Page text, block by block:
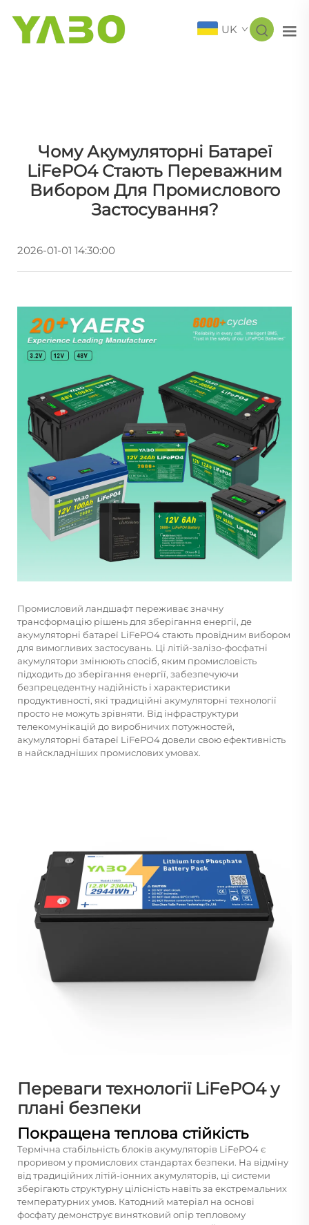
UK
Чому Акумуляторні Батареї
LiFePO4 Стають Переважним
Вибором Для Промислового
Застосування?
2026-01-01 14:30:00
Промисловий ландшафт переживає значну
трансформацію рішень для зберігання енергії, де
акумуляторні батареї LiFePO4 стають провідним вибором
для вимогливих застосувань. Ці літій-залізо-фосфатні
акумулятори змінюють спосіб, яким промисловість
підходить до зберігання енергії, забезпечуючи
безпрецедентну надійність і характеристики
продуктивності, які традиційні акумуляторні технології
просто не можуть зрівняти. Від інфраструктури
телекомунікацій до виробничих потужностей,
акумуляторні батареї LiFePO4 довели свою ефективність
в найскладніших промислових умовах.
Переваги технології LiFePO4 у
плані безпеки
Покращена теплова стійкість
Термічна стабільність блоків акумуляторів LiFePO4 є
проривом у промислових стандартах безпеки. На відміну
від традиційних літій-іонних акумуляторів, ці системи
зберігають структурну цілісність навіть за екстремальних
температурних умов. Катодний матеріал на основі
фосфату демонструє винятковий опір тепловому